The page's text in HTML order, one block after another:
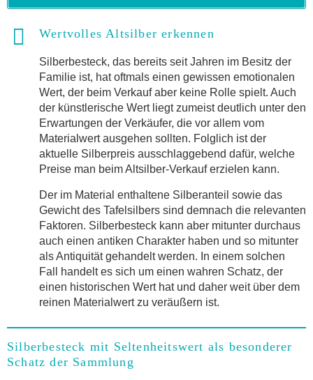
Wertvolles Altsilber erkennen
Silberbesteck, das bereits seit Jahren im Besitz der
Familie ist, hat oftmals einen gewissen emotionalen
Wert, der beim Verkauf aber keine Rolle spielt. Auch
der künstlerische Wert liegt zumeist deutlich unter den
Erwartungen der Verkäufer, die vor allem vom
Materialwert ausgehen sollten. Folglich ist der
aktuelle Silberpreis ausschlaggebend dafür, welche
Preise man beim Altsilber-Verkauf erzielen kann.
Der im Material enthaltene Silberanteil sowie das
Gewicht des Tafelsilbers sind demnach die relevanten
Faktoren. Silberbesteck kann aber mitunter durchaus
auch einen antiken Charakter haben und so mitunter
als Antiquität gehandelt werden. In einem solchen
Fall handelt es sich um einen wahren Schatz, der
einen historischen Wert hat und daher weit über dem
reinen Materialwert zu veräußern ist.
Silberbesteck mit Seltenheitswert als besonderer
Schatz der Sammlung